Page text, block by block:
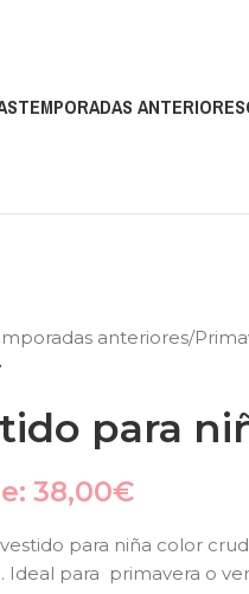
TEMPORADAS ANTERIORES
anteriores
para
38,00€
para niña color
Ideal para primavera o